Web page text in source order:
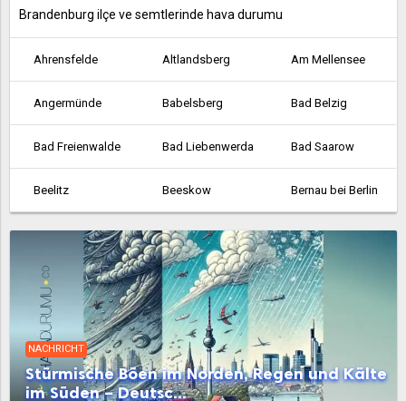
Brandenburg ilçe ve semtlerinde hava durumu
Ahrensfelde Altlandsberg Am Mellensee
Angermünde Babelsberg Bad Belzig
Bad Freienwalde Bad Liebenwerda Bad Saarow
Beelitz Beeskow Bernau bei Berlin
Bestensee Biesenthal Birkenwerder
Blankenfelde Blankenfelde-Mahlow Brieselang
Calau Cottbus Dahme
Dallgow-Döberitz Doberlug-Kirchhain Drebkau
NACHRICHT
Stürmische Böen im Norden, Regen und Kälte
im Süden – Deutsc...